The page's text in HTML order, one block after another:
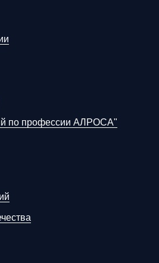
по профессии АЛРОСА"